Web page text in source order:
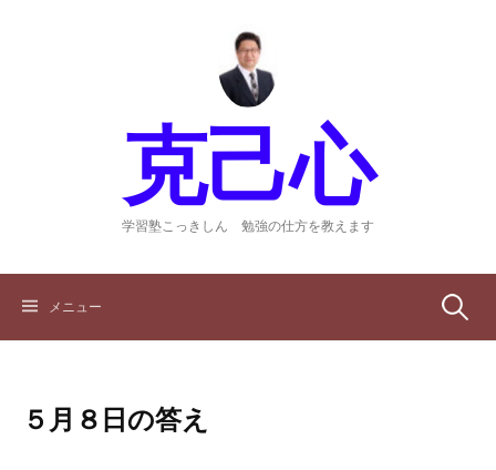
克己心
学習塾こっきしん 勉強の仕方を教えます
メニュー 検
５月８日の答え